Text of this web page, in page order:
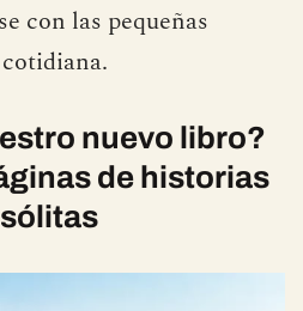
con las pequeñas
nuevo libro?
de historias